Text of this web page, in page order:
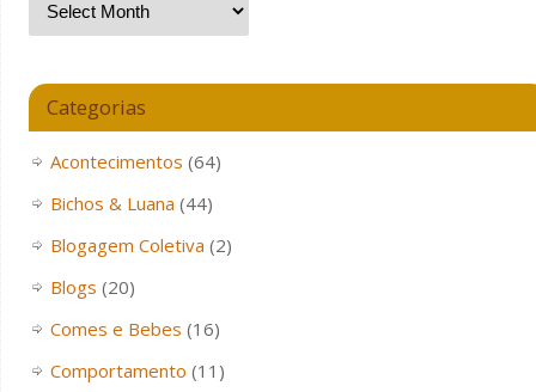
Categorias
Acontecimentos (64)
Bichos & Luana (44)
Blogagem Coletiva (2)
Blogs (20)
Comes e Bebes (16)
Comportamento (11)